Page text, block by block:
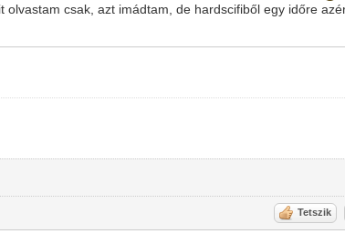
csak, azt imádtam, de hardscifiből egy időre
Tetszik